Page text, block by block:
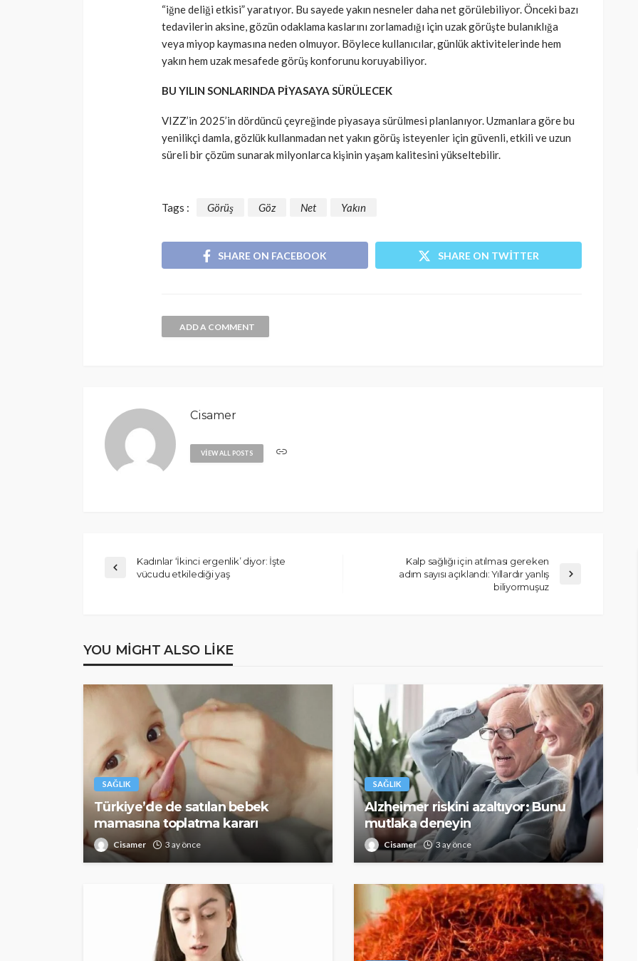
“iğne deliği etkisi” yaratıyor. Bu sayede yakın nesneler daha net görülebiliyor. Önceki bazı
tedavilerin aksine, gözün odaklama kaslarını zorlamadığı için uzak görüşte bulanıklığa
veya miyop kaymasına neden olmuyor. Böylece kullanıcılar, günlük aktivitelerinde hem
yakın hem uzak mesafede görüş konforunu koruyabiliyor.
BU YILIN SONLARINDA PİYASAYA SÜRÜLECEK
VIZZ’in 2025’in dördüncü çeyreğinde piyasaya sürülmesi planlanıyor. Uzmanlara göre bu
yenilikçi damla, gözlük kullanmadan net yakın görüş isteyenler için güvenli, etkili ve uzun
süreli bir çözüm sunarak milyonlarca kişinin yaşam kalitesini yükseltebilir.
Tags : Görüş Göz Net Yakın
SHARE ON FACEBOOK SHARE ON TWITTER
ADD A COMMENT
Cisamer
VIEW ALL POSTS
Kadınlar ‘İkinci ergenlik’ diyor: İşte
vücudu etkilediği yaş
Kalp sağlığı için atılması gereken
adım sayısı açıklandı: Yıllardır yanlış
biliyormuşuz
YOU MIGHT ALSO LIKE
SAĞLIK
Türkiye’de de satılan bebek
mamasına toplatma kararı
Cisamer 3 ay önce
SAĞLIK
Alzheimer riskini azaltıyor: Bunu
mutlaka deneyin
Cisamer 3 ay önce